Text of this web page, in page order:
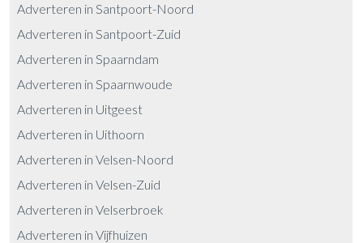
Adverteren in Santpoort-Noord
Adverteren in Santpoort-Zuid
Adverteren in Spaarndam
Adverteren in Spaarnwoude
Adverteren in Uitgeest
Adverteren in Uithoorn
Adverteren in Velsen-Noord
Adverteren in Velsen-Zuid
Adverteren in Velserbroek
Adverteren in Vijfhuizen